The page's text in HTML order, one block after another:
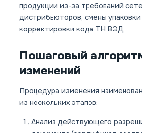
продукции из-за требований
дистрибьюторов, смены упаковки
корректировки кода ТН ВЭД.
Пошаговый
изменений
Процедура изменения
из нескольких этапов:
Анализ действующего